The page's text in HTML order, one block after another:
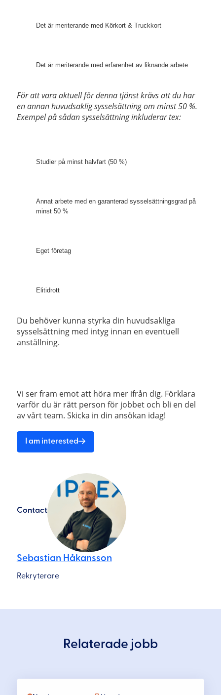
Det är meriterande med Körkort & Truckkort
Det är meriterande med erfarenhet av liknande arbete
För att vara aktuell för denna tjänst krävs att du har
en annan huvudsaklig sysselsättning om minst 50 %.
Exempel på sådan sysselsättning inkluderar tex:
Studier på minst halvfart (50 %)
Annat arbete med en garanterad sysselsättningsgrad på
minst 50 %
Eget företag
Elitidrott
Du behöver kunna styrka din huvudsakliga
sysselsättning med intyg innan en eventuell
anställning.
Vi ser fram emot att höra mer ifrån dig. Förklara
varför du är rätt person för jobbet och bli en del
av vårt team. Skicka in din ansökan idag!
I am interested
Contact
Sebastian Håkansson
Rekryterare
Relaterade jobb